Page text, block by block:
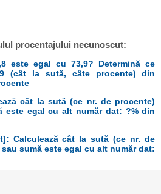
procentajului necunoscut:
este egal cu 73,9? Determină ce
(cât la sută, câte procente) din
cât la sută (ce nr. de procente)
este egal cu alt număr dat: ?% din
Calculează cât la sută (ce nr. de
sumă este egal cu alt număr dat: